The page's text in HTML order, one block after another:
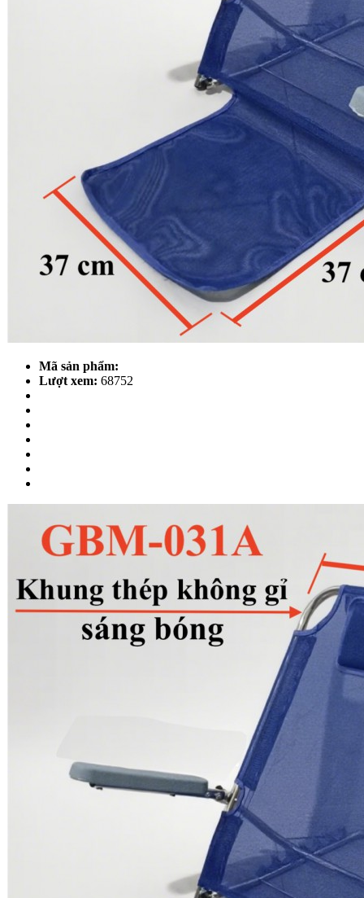
Mã sản phẩm:
Lượt xem: 68752